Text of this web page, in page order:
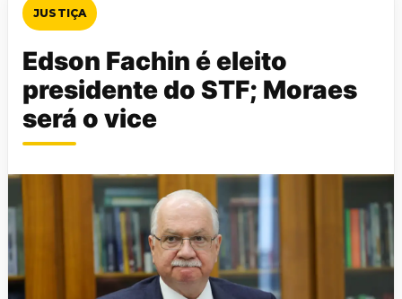
JUSTIÇA
Edson Fachin é eleito
presidente do STF; Moraes
será o vice